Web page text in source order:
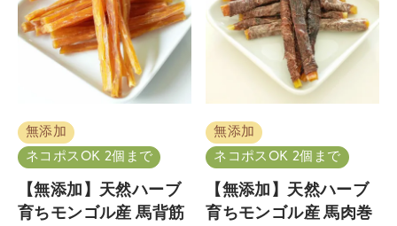
無添加
ネコポスOK 2個まで
【無添加】天然ハーブ
育ちモンゴル産 馬背筋
無添加
ネコポスOK 2個まで
【無添加】天然ハーブ
育ちモンゴル産 馬肉巻